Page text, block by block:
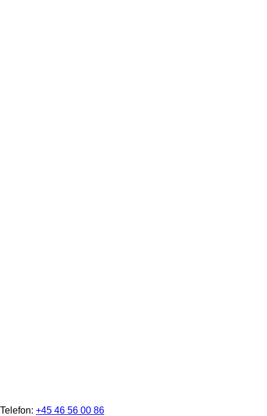
Telefon: +45 46 56 00 86